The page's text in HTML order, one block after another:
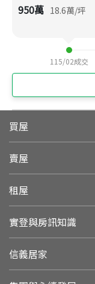
950萬 18.6萬/坪
115/02成交
買屋
賣屋
租屋
實登與房訊知識
信義居家